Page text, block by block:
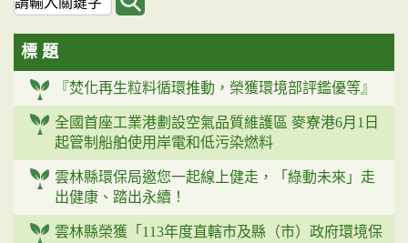
鍵
字
查
詢
標 題
『焚化再生粒料循環推動，榮獲環境部評鑑優等』
全國首座工業港劃設空氣品質維護區 麥寮港6月1日
起管制船舶使用岸電和低污染燃料
雲林縣環保局邀您一起線上健走，「綠動未來」走
出健康、踏出永續！
雲林縣榮獲「113年度直轄市及縣（市）政府環境保